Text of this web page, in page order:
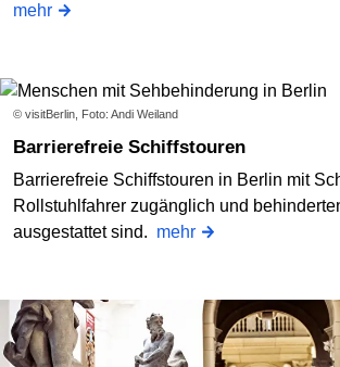
mehr
© visitBerlin, Foto: Andi Weiland
Barrierefreie Schiffstouren
Barrierefreie Schiffstouren in Berlin mit
Rollstuhlfahrer zugänglich und
ausgestattet sind. mehr